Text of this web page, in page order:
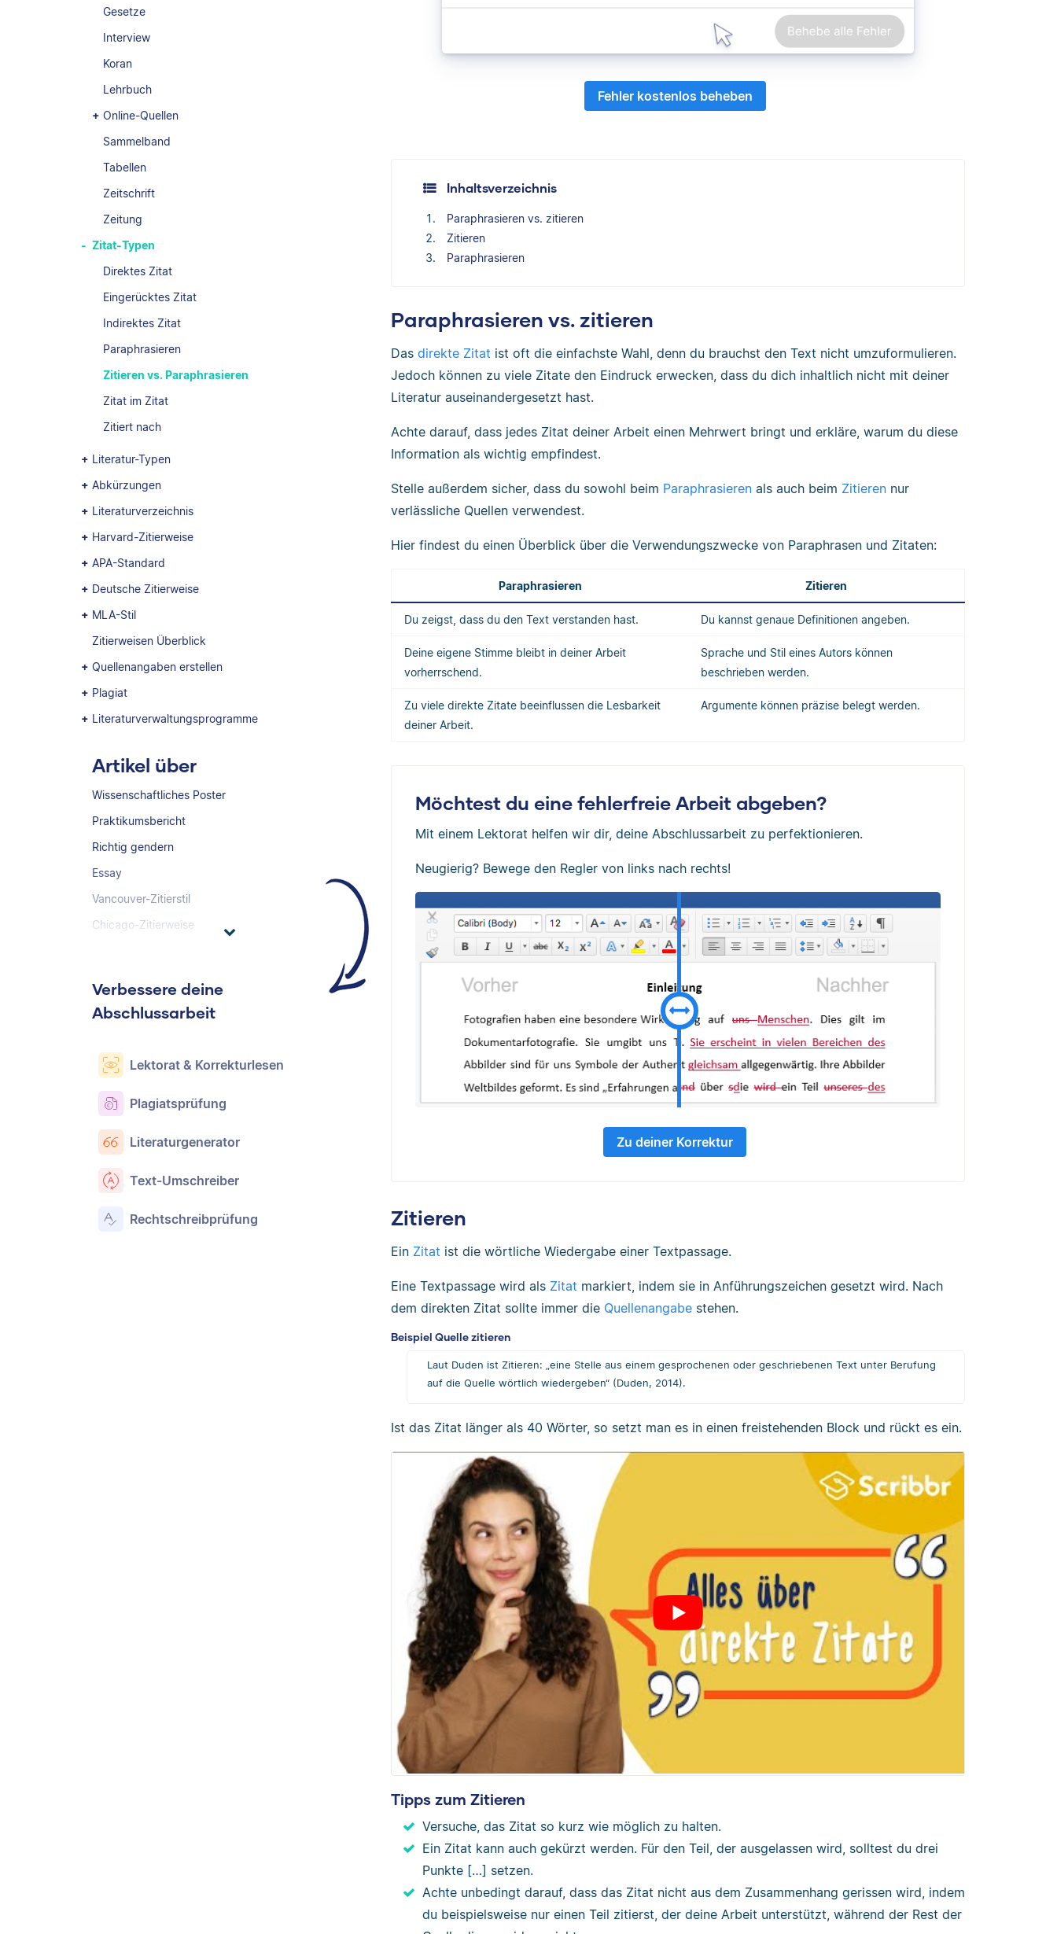
Gesetze
Interview
Koran
Lehrbuch
Online-Quellen
Sammelband
Tabellen
Zeitschrift
Zeitung
Zitat-Typen
Direktes Zitat
Eingerücktes Zitat
Indirektes Zitat
Paraphrasieren
Zitieren vs. Paraphrasieren
Zitat im Zitat
Zitiert nach
Literatur-Typen
Abkürzungen
Literaturverzeichnis
Harvard-Zitierweise
APA-Standard
Deutsche Zitierweise
MLA-Stil
Zitierweisen Überblick
Quellenangaben erstellen
Plagiat
Literaturverwaltungsprogramme
Artikel über
Wissenschaftliches Poster
Praktikumsbericht
Richtig gendern
Essay
Vancouver-Zitierstil
Chicago-Zitierweise
Verbessere deine
Abschlussarbeit
Lektorat & Korrekturlesen
Plagiatsprüfung
Literaturgenerator
Text-Umschreiber
Rechtschreibprüfung
Fehler kostenlos beheben
Inhaltsverzeichnis
Paraphrasieren vs. zitieren
Zitieren
Paraphrasieren
Paraphrasieren vs. zitieren
Das direkte Zitat ist oft die einfachste Wahl, denn du brauchst den Text nicht umzuformulieren.
Jedoch können zu viele Zitate den Eindruck erwecken, dass du dich inhaltlich nicht mit deiner
Literatur auseinandergesetzt hast.
Achte darauf, dass jedes Zitat deiner Arbeit einen Mehrwert bringt und erkläre, warum du diese
Information als wichtig empfindest.
Stelle außerdem sicher, dass du sowohl beim Paraphrasieren als auch beim Zitieren nur
verlässliche Quellen verwendest.
Hier findest du einen Überblick über die Verwendungszwecke von Paraphrasen und Zitaten:
Paraphrasieren Zitieren
Du zeigst, dass du den Text verstanden hast. Du kannst genaue Definitionen angeben.
Deine eigene Stimme bleibt in deiner Arbeit
vorherrschend.
Sprache und Stil eines Autors können
beschrieben werden.
Zu viele direkte Zitate beeinflussen die Lesbarkeit
deiner Arbeit.
Argumente können präzise belegt werden.
Möchtest du eine fehlerfreie Arbeit abgeben?
Mit einem Lektorat helfen wir dir, deine Abschlussarbeit zu perfektionieren.
Neugierig? Bewege den Regler von links nach rechts!
Zu deiner Korrektur
Zitieren
Ein Zitat ist die wörtliche Wiedergabe einer Textpassage.
Eine Textpassage wird als Zitat markiert, indem sie in Anführungszeichen gesetzt wird. Nach
dem direkten Zitat sollte immer die Quellenangabe stehen.
Beispiel Quelle zitieren
Laut Duden ist Zitieren: „eine Stelle aus einem gesprochenen oder geschriebenen Text unter Berufung
auf die Quelle wörtlich wiedergeben“ (Duden, 2014).
Ist das Zitat länger als 40 Wörter, so setzt man es in einen freistehenden Block und rückt es ein.
Tipps zum Zitieren
Versuche, das Zitat so kurz wie möglich zu halten.
Ein Zitat kann auch gekürzt werden. Für den Teil, der ausgelassen wird, solltest du drei
Punkte […] setzen.
Achte unbedingt darauf, dass das Zitat nicht aus dem Zusammenhang gerissen wird, indem
du beispielsweise nur einen Teil zitierst, der deine Arbeit unterstützt, während der Rest der